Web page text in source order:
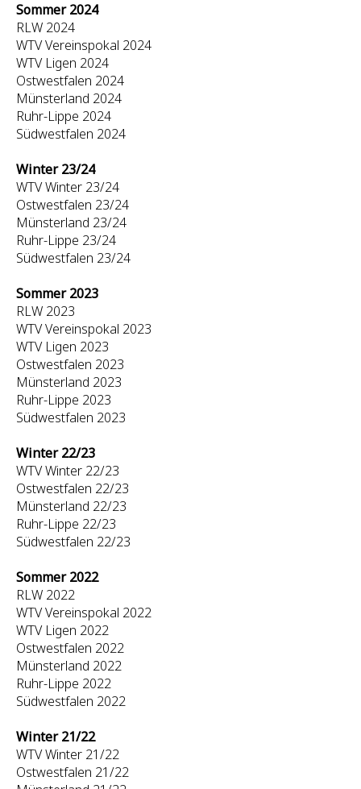
Sommer 2024
RLW 2024
WTV Vereinspokal 2024
WTV Ligen 2024
Ostwestfalen 2024
Münsterland 2024
Ruhr-Lippe 2024
Südwestfalen 2024
Winter 23/24
WTV Winter 23/24
Ostwestfalen 23/24
Münsterland 23/24
Ruhr-Lippe 23/24
Südwestfalen 23/24
Sommer 2023
RLW 2023
WTV Vereinspokal 2023
WTV Ligen 2023
Ostwestfalen 2023
Münsterland 2023
Ruhr-Lippe 2023
Südwestfalen 2023
Winter 22/23
WTV Winter 22/23
Ostwestfalen 22/23
Münsterland 22/23
Ruhr-Lippe 22/23
Südwestfalen 22/23
Sommer 2022
RLW 2022
WTV Vereinspokal 2022
WTV Ligen 2022
Ostwestfalen 2022
Münsterland 2022
Ruhr-Lippe 2022
Südwestfalen 2022
Winter 21/22
WTV Winter 21/22
Ostwestfalen 21/22